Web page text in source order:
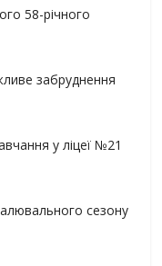
58-річного
забруднення
у ліцеї №21
сезону